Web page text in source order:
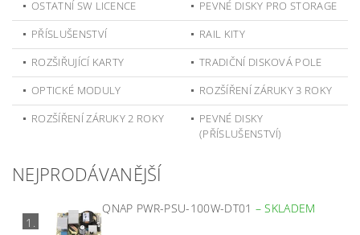
OSTATNÍ SW LICENCE
PEVNÉ DISKY PRO STORAGE
PŘÍSLUŠENSTVÍ
RAIL KITY
ROZŠIŘUJÍCÍ KARTY
TRADIČNÍ DISKOVÁ POLE
OPTICKÉ MODULY
ROZŠÍŘENÍ ZÁRUKY 3 ROKY
ROZŠÍŘENÍ ZÁRUKY 2 ROKY
PEVNÉ DISKY
(PŘÍSLUŠENSTVÍ)
NEJPRODÁVANĚJŠÍ
1.
QNAP PWR-PSU-100W-DT01 –SKLADEM